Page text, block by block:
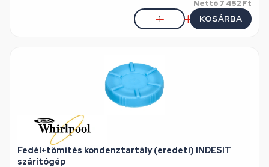
Nettó7 452 Ft
KOSÁRBA
Fedél+tömítés kondenztartály (eredeti) INDESIT
szárítógép